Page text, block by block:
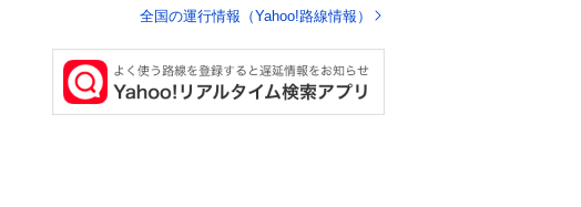
も含めて確認を実全国の運行情報（Yahoo!路線情報）